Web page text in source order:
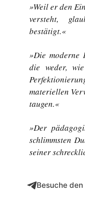
»Weil er den
versteht,
bestätigt.«
»Die moderne
die weder,
materiellen
taugen.«
»Der
schlimmsten
seiner
Besuche